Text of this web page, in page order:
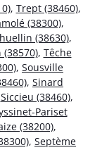
, Trept (38460),
(38300),
(38630),
(38570), Têche
, Sousville
, Sinard
Siccieu (38460),
Pariset
(38200),
, Septème